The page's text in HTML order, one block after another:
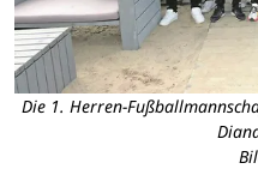
Die 1. Herren-